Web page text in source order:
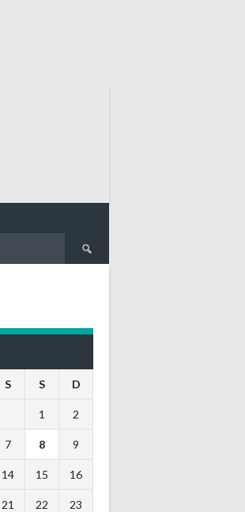
Pesquisar
por:
S S D
1 2
7 8 9
14 15 16
21 22 23